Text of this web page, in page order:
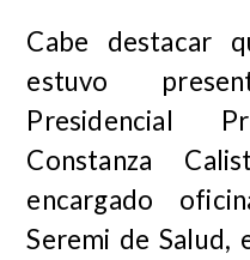
Cabe destacar
estuvo
Presidencial
Constanza
encargado
Seremi de Salud,